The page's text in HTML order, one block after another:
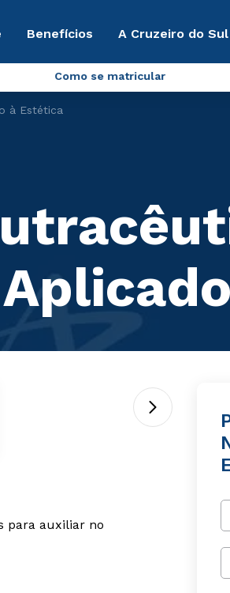
Benefícios A Cruzeiro do
Como se matricular
à Estética
para auxiliar no